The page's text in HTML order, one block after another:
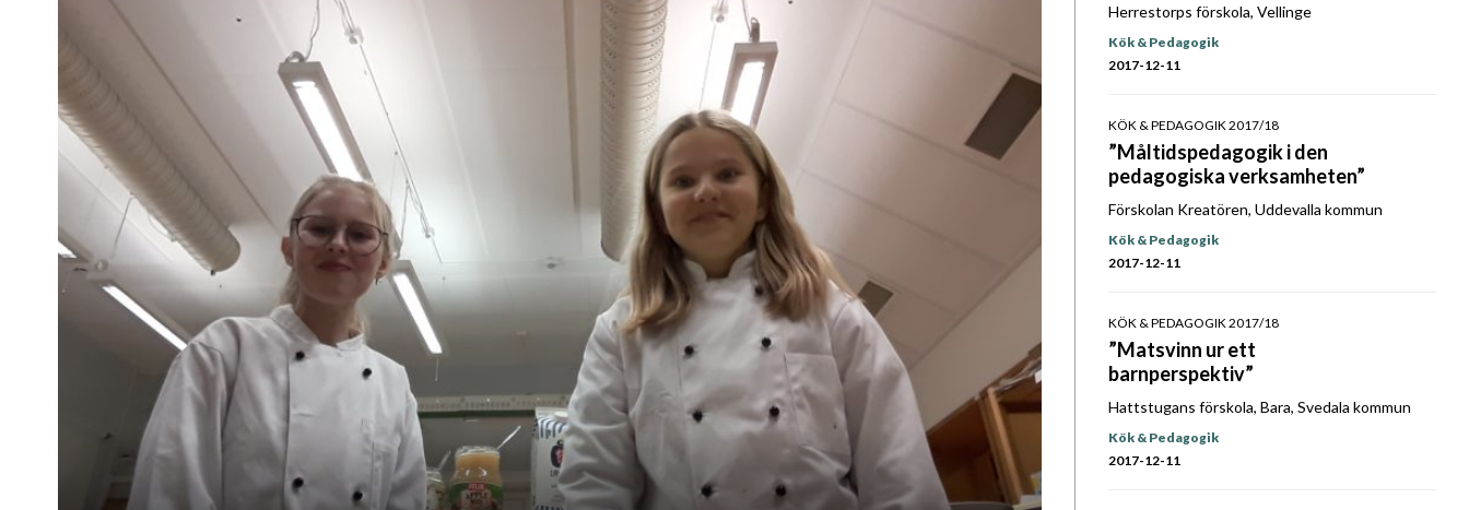
Herrestorps förskola, Vellinge
Kök & Pedagogik
2017-12-11
KÖK & PEDAGOGIK 2017/18
”Måltidspedagogik i den
pedagogiska verksamheten”
Förskolan Kreatören, Uddevalla kommun
Kök & Pedagogik
2017-12-11
KÖK & PEDAGOGIK 2017/18
”Matsvinn ur ett
barnperspektiv”
Hattstugans förskola, Bara, Svedala kommun
Kök & Pedagogik
2017-12-11